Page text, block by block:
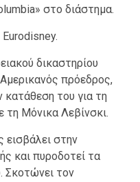
στο διάστημα.
Eurodisney.
δικαστηρίου
πρόεδρος,
του για τη
τη Μόνικα Λεβίνσκι.
εισβάλει στην
και πυροδοτεί τα
Σκοτώνει τον